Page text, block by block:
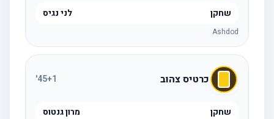
שחקן לני נגיס
Ashdod
כרטיס צהוב 45+1
'
שחקן מרון גנטוס